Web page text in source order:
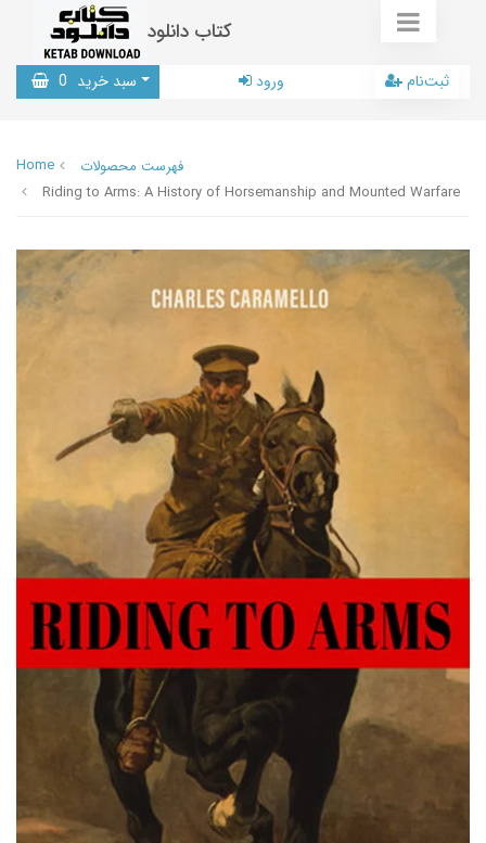
کتاب دانلود
سبد خرید 0 ورود ثبت‌نام
Home
فهرست محصولات
Riding to Arms: A History of Horsemanship and Mounted Warfare